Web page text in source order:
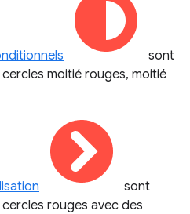
sont
moitié rouges, moitié
sont
rouges avec des